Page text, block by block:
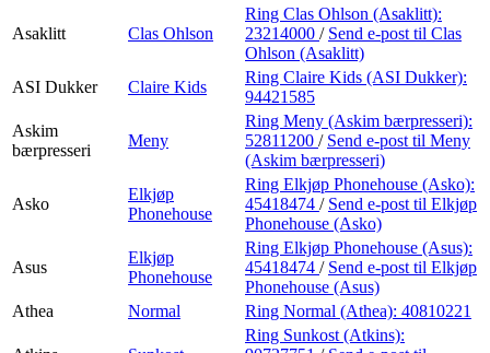
Asaklitt Clas Ohlson
Ring Clas Ohlson (Asaklitt):
23214000 / Send e-post til Clas
Ohlson (Asaklitt)
ASI Dukker
Claire Kids
Ring Claire Kids (ASI Dukker):
94421585
Askim
bærpresseri
Meny
Ring Meny (Askim bærpresseri):
52811200 / Send e-post til Meny
(Askim bærpresseri)
Asko
Elkjøp
Phonehouse
Ring Elkjøp Phonehouse (Asko):
45418474 / Send e-post til Elkjøp
Phonehouse (Asko)
Asus
Elkjøp
Phonehouse
Ring Elkjøp Phonehouse (Asus):
45418474 / Send e-post til Elkjøp
Phonehouse (Asus)
Athea
Normal Ring Normal (Athea): 40810221
Ring Sunkost (Atkins):